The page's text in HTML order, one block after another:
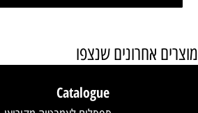
מוצרים אחרונים שנצפו
Catalogue